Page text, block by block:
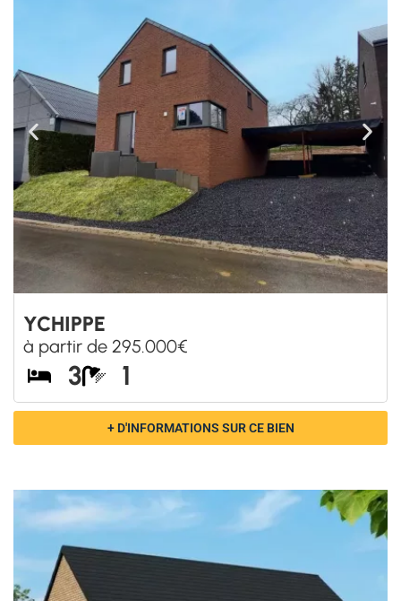
YCHIPPE
à partir de 295.000€
3 1
+ D'INFORMATIONS SUR CE BIEN